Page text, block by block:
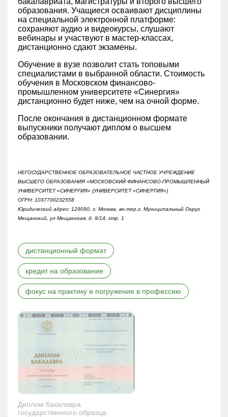
дистанционный формат
кредит на образование
фокус на практику и погружение в профессию
образования. Учащиеся осваивают дисциплины
на специальной электронной платформе:
сохраняют аудио и видеокурсы, слушают
вебинары и участвуют в мастер-классах,
дистанционно сдают экзамены.
Обучение в вузе позволит стать топовыми
специалистами в выбранной области. Стоимость
обучения в Московском финансово-
промышленном университете «‎Синергия»‎
дистанционно будет ниже, чем на очной форме.
После окончания в дистанционном формате
выпускники получают диплом о высшем
образовании.
НЕГОСУДАРСТВЕННОЕ ОБРАЗОВАТЕЛЬНОЕ ЧАСТНОЕ УЧРЕЖДЕНИЕ
ВЫСШЕГО ОБРАЗОВАНИЯ «МОСКОВСКИЙ ФИНАНСОВО-ПРОМЫШЛЕННЫЙ
УНИВЕРСИТЕТ «СИНЕРГИЯ» (УНИВЕРСИТЕТ «СИНЕРГИЯ»)
ОГРН: 1037700232558
Юридический адрес: 129090, г. Москва, вн.тер.г. Муниципальный Округ
Мещанский, ул Мещанская, д. 9/14, стр. 1
Диплом бакалавра
государственного образца